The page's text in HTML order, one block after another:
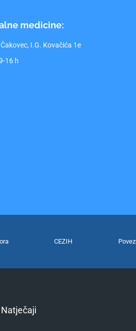
medicine:
I.G. Kovačića 1e
16 h
CEZIH
Natječaji